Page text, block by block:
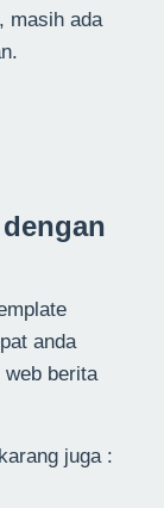
masih ada
anda
berita
juga :